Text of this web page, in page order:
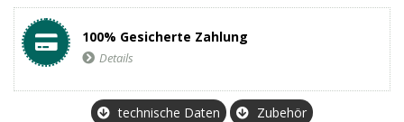
100% Gesicherte Zahlung
Details
technische Daten Zubehör